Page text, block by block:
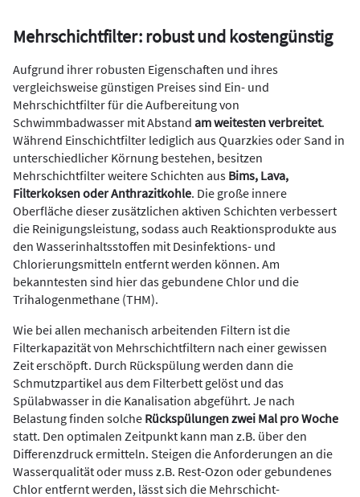
Mehrschichtfilter: robust und kostengünstig
Aufgrund ihrer robusten Eigenschaften und ihres
vergleichsweise günstigen Preises sind Ein- und
Mehrschichtfilter für die Aufbereitung von
Schwimmbadwasser mit Abstand am weitesten verbreitet.
Während Einschichtfilter lediglich aus Quarzkies oder Sand in
unterschiedlicher Körnung bestehen, besitzen
Mehrschichtfilter weitere Schichten aus Bims, Lava,
Filterkoksen oder Anthrazitkohle. Die große innere
Oberfläche dieser zusätzlichen aktiven Schichten verbessert
die Reinigungsleistung, sodass auch Reaktionsprodukte aus
den Wasserinhaltsstoffen mit Desinfektions- und
Chlorierungsmitteln entfernt werden können. Am
bekanntesten sind hier das gebundene Chlor und die
Trihalogenmethane (THM).
Wie bei allen mechanisch arbeitenden Filtern ist die
Filterkapazität von Mehrschichtfiltern nach einer gewissen
Zeit erschöpft. Durch Rückspülung werden dann die
Schmutzpartikel aus dem Filterbett gelöst und das
Spülabwasser in die Kanalisation abgeführt. Je nach
Belastung finden solche Rückspülungen zwei Mal pro Woche
statt. Den optimalen Zeitpunkt kann man z.B. über den
Differenzdruck ermitteln. Steigen die Anforderungen an die
Wasserqualität oder muss z.B. Rest-Ozon oder gebundenes
Chlor entfernt werden, lässt sich die Mehrschicht-